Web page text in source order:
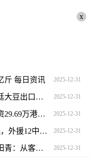
x
斤 每日资讯 2025-12-31
每日资讯：2025年11月份阿根廷大豆出口量为574万吨 2025-12-31
精选！朝聚眼科于12月30日斥资29.69万港元回购11万股 2025-12-31
北京7连胜终结！输球真因曝光，外援12中4正负值-13，成最大毒瘤 2025-12-31
临沂联通郯城分公司商客新兵田青：从客服专员到营销尖兵蜕变记 热议 2025-12-31